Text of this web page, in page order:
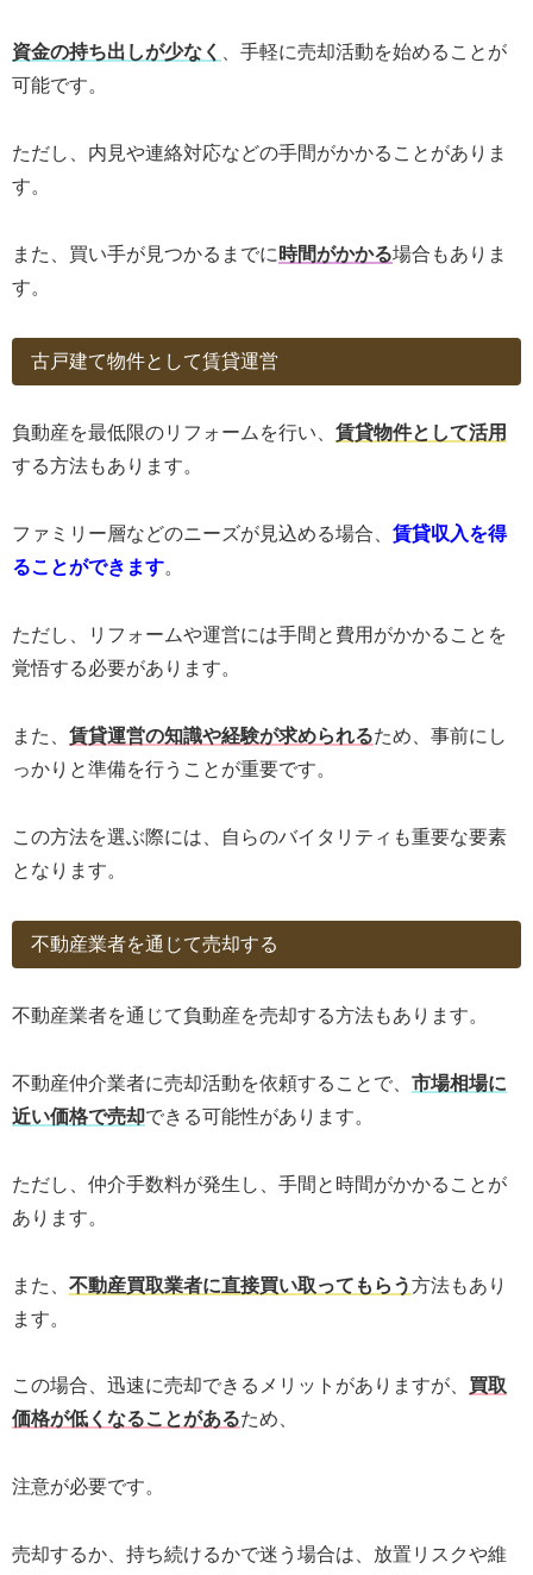
資金の持ち出しが少なく
、手軽に売却活動を始めることが
可能です。
ただし、内見や連絡対応などの手間がかかることがありま
す。
また、買い手が見つかるまでに 時間がかかる場合もありま
す。
古戸建て物件として賃貸運営
負動産を最低限のリフォームを行い、 賃貸物件として活用
する方法もあります。
ファミリー層などのニーズが見込める場合、 賃貸収入を得
ることができます。
ただし、リフォームや運営には手間と費用がかかることを
覚悟する必要があります。
また、 賃貸運営の知識や経験が求められるため、事前にし
っかりと準備を行うことが重要です。
この方法を選ぶ際には、自らのバイタリティも重要な要素
となります。
不動産業者を通じて売却する
不動産業者を通じて負動産を売却する方法もあります。
不動産仲介業者に売却活動を依頼することで、 市場相場に
近い価格で売却できる可能性があります。
ただし、仲介手数料が発生し、手間と時間がかかることが
あります。
また、 不動産買取業者に直接買い取ってもらう方法もあり
ます。
この場合、迅速に売却できるメリットがありますが、 買取
価格が低くなることがあるため、
注意が必要です。
売却するか、持ち続けるかで迷う場合は、放置リスクや維